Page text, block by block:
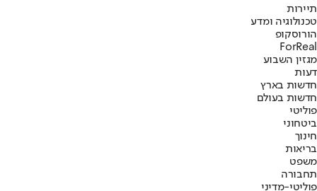
תיירות
טכנולוגיה ומדע
הורוסקופ
ForReal
מגזין השבוע
דעות
חדשות בארץ
חדשות בעולם
פוליטי
ביטחוני
חינוך
בריאות
משפט
תחבורה
פוליטי-מדיני